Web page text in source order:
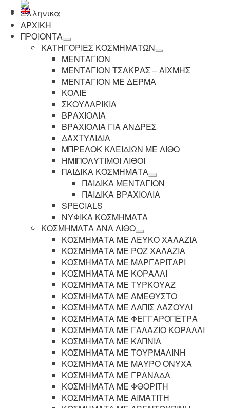
ΑΡΧΙΚΗ
ΠΡΟΙΟΝΤΑ
Επέκταση
υπό-
μενού
ΚΑΤΗΓΟΡΙΕΣ ΚΟΣΜΗΜΑΤΩΝ
Επέκταση
υπό-
ΜΕΝΤΑΓΙΟΝ
ΜΕΝΤΑΓΙΟΝ ΤΣΑΚΡΑΣ – ΑΙΧΜΗΣ
ΜΕΝΤΑΓΙΟΝ ΜΕ ΔΕΡΜΑ
ΚΟΛΙΕ
ΣΚΟΥΛΑΡΙΚΙΑ
ΒΡΑΧΙΟΛΙΑ
ΒΡΑΧΙΟΛΙΑ ΓΙΑ ΑΝΔΡΕΣ
ΔΑΧΤΥΛΙΔΙΑ
ΜΠΡΕΛΟΚ ΚΛΕΙΔΙΩΝ ΜΕ ΛΙΘΟ
ΗΜΙΠΟΛΥΤΙΜΟΙ ΛΙΘΟΙ
ΠΑΙΔΙΚΑ ΚΟΣΜΗΜΑΤΑ
Επέκταση
υπό-
ΠΑΙΔΙΚΑ ΜΕΝΤΑΓΙΟΝ
ΠΑΙΔΙΚΑ ΒΡΑΧΙΟΛΙΑ
SPECIALS
ΝΥΦΙΚΑ ΚΟΣΜΗΜΑΤΑ
ΚΟΣΜΗΜΑΤΑ ΑΝΑ ΛΙΘΟ
Επέκταση
υπό-
μενού
ΚΟΣΜΗΜΑΤΑ ΜΕ ΛΕΥΚΟ ΧΑΛΑΖΙΑ
ΚΟΣΜΗΜΑΤΑ ΜΕ ΡΟΖ ΧΑΛΑΖΙΑ
ΚΟΣΜΗΜΑΤΑ ΜΕ ΜΑΡΓΑΡΙΤΑΡΙ
ΚΟΣΜΗΜΑΤΑ ΜΕ ΚΟΡΑΛΛΙ
ΚΟΣΜΗΜΑΤΑ ΜΕ ΤΥΡΚΟΥΑΖ
ΚΟΣΜΗΜΑΤΑ ΜΕ ΑΜΕΘΥΣΤΟ
ΚΟΣΜΗΜΑΤΑ ΜΕ ΛΑΠΙΣ ΛΑΖΟΥΛΙ
ΚΟΣΜΗΜΑΤΑ ΜΕ ΦΕΓΓΑΡΟΠΕΤΡΑ
ΚΟΣΜΗΜΑΤΑ ΜΕ ΓΑΛΑΖΙΟ ΚΟΡΑΛΛΙ
ΚΟΣΜΗΜΑΤΑ ΜΕ ΚΑΠΝΙΑ
ΚΟΣΜΗΜΑΤΑ ΜΕ ΤΟΥΡΜΑΛΙΝΗ
ΚΟΣΜΗΜΑΤΑ ΜΕ ΜΑΥΡΟ ΟΝΥΧΑ
ΚΟΣΜΗΜΑΤΑ ΜΕ ΓΡΑΝΑΔΑ
ΚΟΣΜΗΜΑΤΑ ΜΕ ΦΘΟΡΙΤΗ
ΚΟΣΜΗΜΑΤΑ ΜΕ ΑΙΜΑΤΙΤΗ